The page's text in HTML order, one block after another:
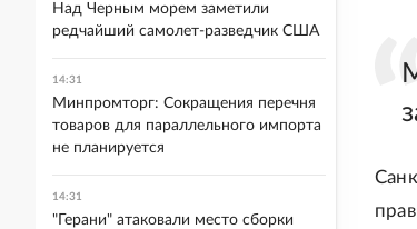
Над Черным морем заметили
редчайший самолет-разведчик США
14:31
Минпромторг: Сокращения перечня
товаров для параллельного импорта
не планируется
14:31
"Герани" атаковали место сборки